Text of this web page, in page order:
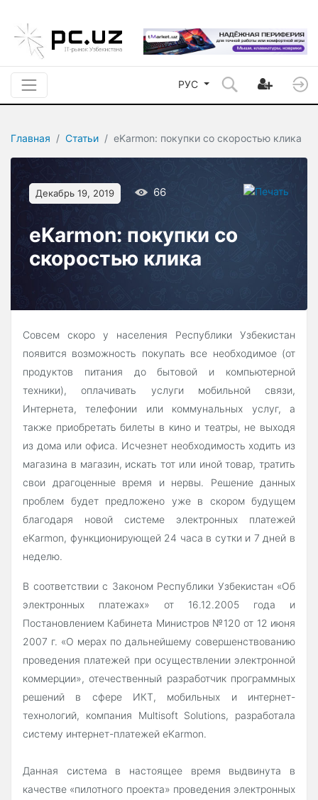
РУС
Главная Статьи eKarmon: покупки со скоростью клика
Декабрь 19, 2019 66
eKarmon: покупки со
скоростью клика
Совсем скоро у населения Республики Узбекистан
появится возможность покупать все необходимое (от
продуктов питания до бытовой и компьютерной
техники), оплачивать услуги мобильной связи,
Интернета, телефонии или коммунальных услуг, а
также приобретать билеты в кино и театры, не выходя
из дома или офиса. Исчезнет необходимость ходить из
магазина в магазин, искать тот или иной товар, тратить
свои драгоценные время и нервы. Решение данных
проблем будет предложено уже в скором будущем
благодаря новой системе электронных платежей
eKarmon, функционирующей 24 часа в сутки и 7 дней в
неделю.
В соответствии с Законом Республики Узбекистан «Об
электронных платежах» от 16.12.2005 года и
Постановлением Кабинета Министров №120 от 12 июня
2007 г. «О мерах по дальнейшему совершенствованию
проведения платежей при осуществлении электронной
коммерции», отечественный разработчик программных
решений в сфере ИКТ, мобильных и интернет-
технологий, компания Multisoft Solutions, разработала
систему интернет-платежей eKarmon.
Данная система в настоящее время выдвинута в
качестве «пилотного проекта» проведения электронных